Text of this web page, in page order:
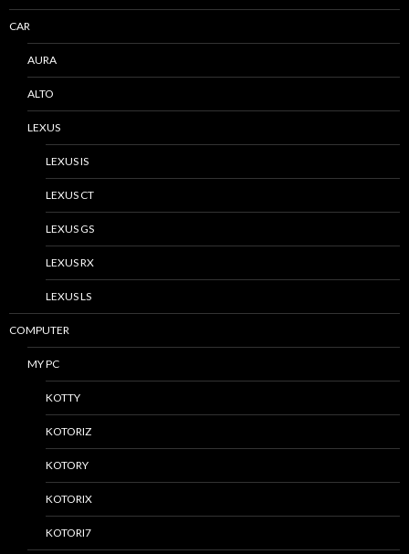
CAR
AURA
ALTO
LEXUS
LEXUS IS
LEXUS CT
LEXUS GS
LEXUS RX
LEXUS LS
COMPUTER
MY PC
KOTTY
KOTORIZ
KOTORY
KOTORIX
KOTORI7